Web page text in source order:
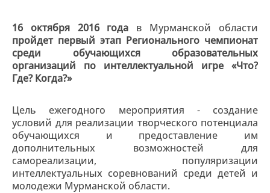
16 октября 2016 года в Мурманской области
пройдет первый этап Регионального чемпионат
среди обучающихся образовательных
организаций по интеллектуальной игре «Что?
Где? Когда?»
Цель ежегодного мероприятия - создание
условий для реализации творческого потенциала
обучающихся и предоставление им
дополнительных возможностей для
самореализации, популяризации
интеллектуальных соревнований среди детей и
молодежи Мурманской области.